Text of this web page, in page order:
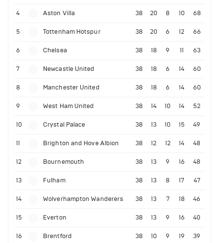
4 Aston Villa 38 20 8 10 68
5 Tottenham Hotspur 38 20 6 12 66
6 Chelsea 38 18 9 11 63
7 Newcastle United 38 18 6 14 60
8 Manchester United 38 18 6 14 60
9 West Ham United 38 14 10 14 52
10 Crystal Palace 38 13 10 15 49
11 Brighton and Hove Albion 38 12 12 14 48
12 Bournemouth 38 13 9 16 48
13 Fulham 38 13 8 17 47
14 Wolverhampton Wanderers 38 13 7 18 46
15 Everton 38 13 9 16 40
16 Brentford 38 10 9 19 39